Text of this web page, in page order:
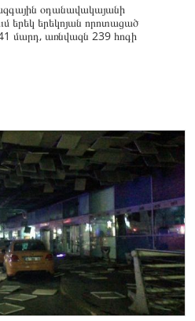
օդանավակայանի
երեկ երեկոյան որոտացած
մարդ, առնվազն 239 հոգի